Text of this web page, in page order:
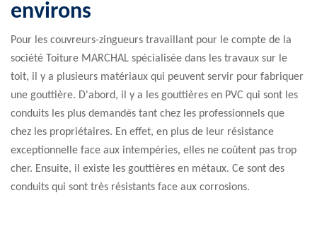
environs
Pour les couvreurs-zingueurs travaillant pour le compte de la
société Toiture MARCHAL spécialisée dans les travaux sur le
toit, il y a plusieurs matériaux qui peuvent servir pour fabriquer
une gouttière. D'abord, il y a les gouttières en PVC qui sont les
conduits les plus demandés tant chez les professionnels que
chez les propriétaires. En effet, en plus de leur résistance
exceptionnelle face aux intempéries, elles ne coûtent pas trop
cher. Ensuite, il existe les gouttières en métaux. Ce sont des
conduits qui sont très résistants face aux corrosions.